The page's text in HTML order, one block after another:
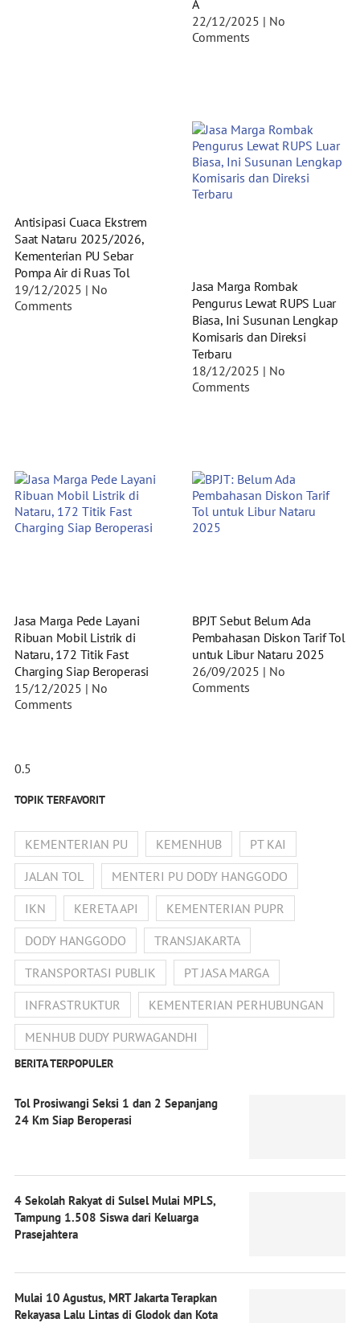
A
22/12/2025
No
Comments
Antisipasi Cuaca Ekstrem
Saat Nataru 2025/2026,
Kementerian PU Sebar
Pompa Air di Ruas Tol
19/12/2025
No
Comments
Jasa Marga Rombak
Pengurus Lewat RUPS Luar
Biasa, Ini Susunan Lengkap
Komisaris dan Direksi
Terbaru
18/12/2025
No
Comments
Jasa Marga Pede Layani
Ribuan Mobil Listrik di
Nataru, 172 Titik Fast
Charging Siap Beroperasi
15/12/2025
No
Comments
BPJT Sebut Belum Ada
Pembahasan Diskon Tarif Tol
untuk Libur Nataru 2025
26/09/2025
No
Comments
TOPIK TERFAVORIT
KEMENTERIAN PU KEMENHUB
PT KAI
JALAN TOL
MENTERI PU DODY HANGGODO
IKN
KERETA API
KEMENTERIAN PUPR
DODY HANGGODO
TRANSJAKARTA
TRANSPORTASI PUBLIK
PT JASA MARGA
INFRASTRUKTUR
KEMENTERIAN PERHUBUNGAN
MENHUB DUDY PURWAGANDHI
BERITA TERPOPULER
Tol Prosiwangi Seksi 1 dan 2 Sepanjang
24 Km Siap Beroperasi
4 Sekolah Rakyat di Sulsel Mulai MPLS,
Tampung 1.508 Siswa dari Keluarga
Prasejahtera
Mulai 10 Agustus, MRT Jakarta Terapkan
Rekayasa Lalu Lintas di Glodok dan Kota